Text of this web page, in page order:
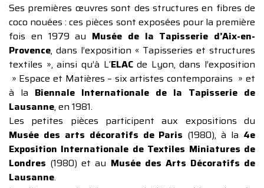
Ses premières œuvres sont des structures en fibres de
coco nouées : ces pièces sont exposées pour la première
fois en 1979 au Musée de la Tapisserie d’Aix-en-
Provence, dans l’exposition « Tapisseries et structures
textiles », ainsi qu’à L‘ELACde Lyon, dans l’exposition
» Espace et Matières – six artistes contemporains » et
à la Biennale Internationale de la Tapisserie de
Lausanne, en 1981.
Les petites pièces participent aux expositions du
Musée des arts décoratifs de Paris (1980), à la 4e
Exposition Internationale de Textiles Miniatures de
Londres (1980) et au Musée des Arts Décoratifs de
Lausanne.